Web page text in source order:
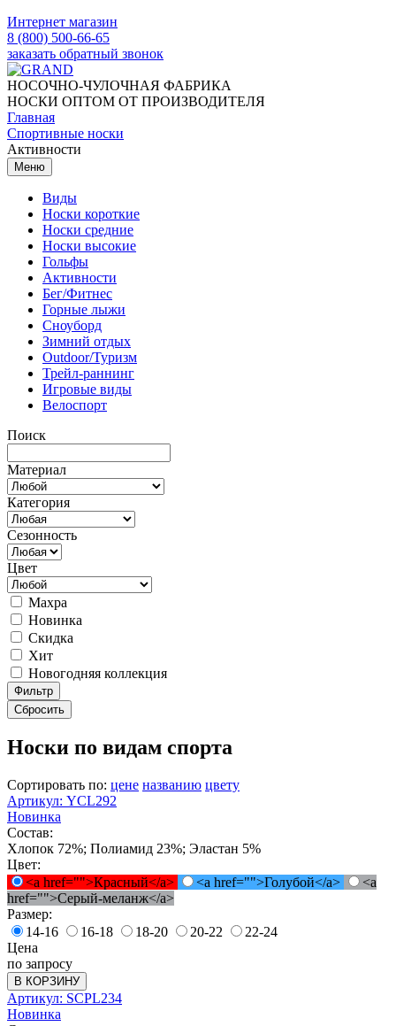
Интернет магазин
8 (800) 500-66-65
заказать обратный звонок
НОСОЧНО-ЧУЛОЧНАЯ ФАБРИКА
НОСКИ ОПТОМ ОТ ПРОИЗВОДИТЕЛЯ
Главная
Спортивные носки
Активности
Меню
Виды
Носки короткие
Носки средние
Носки высокие
Гольфы
Активности
Бег/Фитнес
Горные лыжи
Сноуборд
Зимний отдых
Outdoor/Туризм
Трейл-раннинг
Игровые виды
Велоспорт
Поиск
Материал
Категория
Сезонность
Цвет
Махра
Новинка
Скидка
Хит
Новогодняя коллекция
Фильтр
Сбросить
Носки по видам спорта
Сортировать по: цене названию цвету
Артикул: YCL292
Новинка
Состав:
Хлопок 72%; Полиамид 23%; Эластан 5%
Цвет:
<a href="">Красный</a>
<a href="">Голубой</a>
<a
href="">Серый-меланж</a>
Размер:
14-16
16-18 18-20 20-22
22-24
Цена
по запросу
В КОРЗИНУ
Артикул: SCPL234
Новинка